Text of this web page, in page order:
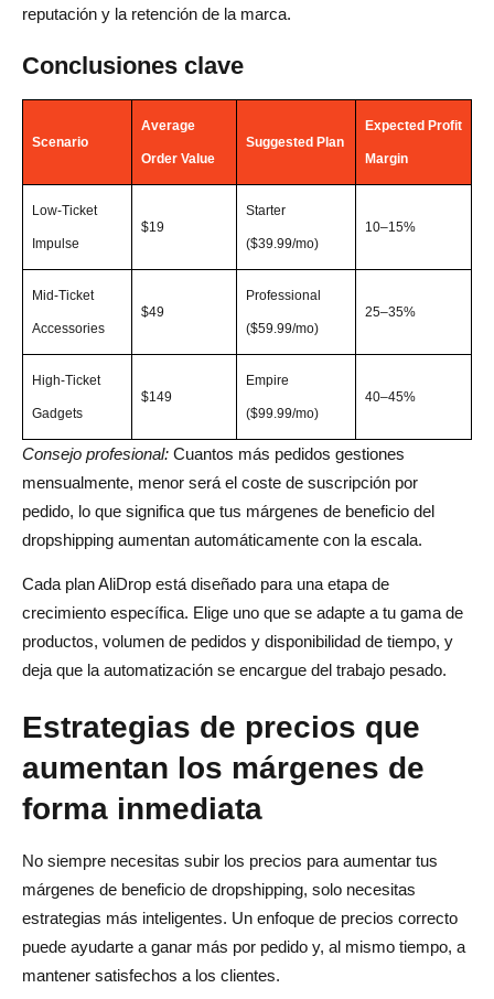
reputación y la retención de la marca.
Conclusiones clave
Scenario
Average
Order Value
Suggested Plan
Expected Profit
Margin
Low-Ticket
Impulse
$19
Starter
($39.99/mo)
10–15%
Mid-Ticket
Accessories
$49
Professional
($59.99/mo)
25–35%
High-Ticket
Gadgets
$149
Empire
($99.99/mo)
40–45%
Consejo profesional: Cuantos más pedidos gestiones
mensualmente, menor será el coste de suscripción por
pedido, lo que significa que tus márgenes de beneficio del
dropshipping aumentan automáticamente con la escala.
Cada plan AliDrop está diseñado para una etapa de
crecimiento específica. Elige uno que se adapte a tu gama de
productos, volumen de pedidos y disponibilidad de tiempo, y
deja que la automatización se encargue del trabajo pesado.
Estrategias de precios que
aumentan los márgenes de
forma inmediata
No siempre necesitas subir los precios para aumentar tus
márgenes de beneficio de dropshipping, solo necesitas
estrategias más inteligentes. Un enfoque de precios correcto
puede ayudarte a ganar más por pedido y, al mismo tiempo, a
mantener satisfechos a los clientes.